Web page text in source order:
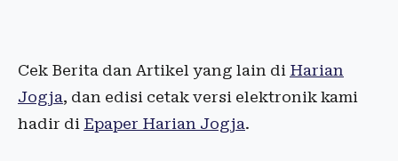
Cek Berita dan Artikel yang lain di Harian
Jogja, dan edisi cetak versi elektronik kami
hadir di Epaper Harian Jogja.